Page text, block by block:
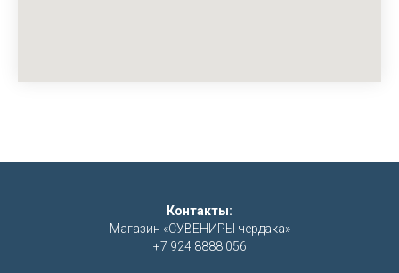
Контакты:
Магазин «СУВЕНИРЫ чердака»
+7 924 8888 056